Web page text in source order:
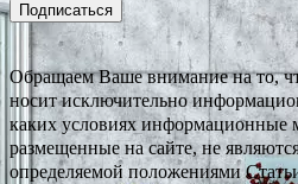
Подписаться
Обращаем Ваше внимание на то,
носит исключительно
каких условиях информационные
размещенные на сайте, не
определяемой положениями